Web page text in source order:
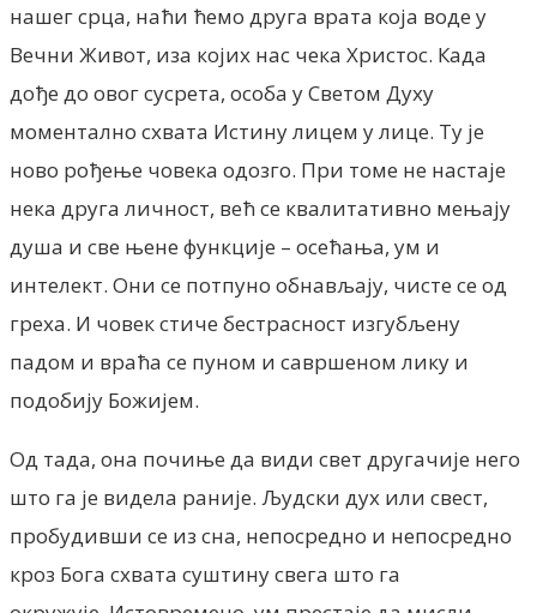
нашег срца, наћи ћемо друга врата која воде у
Вечни Живот, иза којих нас чека Христос. Када
дође до овог сусрета, особа у Светом Духу
моментално схвата Истину лицем у лице. Ту је
ново рођење човека одозго. При томе не настаје
нека друга личност, већ се квалитативно мењају
душа и све њене функције – осећања, ум и
интелект. Они се потпуно обнављају, чисте се од
греха. И човек стиче бестрасност изгубљену
падом и враћа се пуном и савршеном лику и
подобију Божијем.
Од тада, она почиње да види свет другачије него
што га је видела раније. Људски дух или свест,
пробудивши се из сна, непосредно и непосредно
кроз Бога схвата суштину свега што га